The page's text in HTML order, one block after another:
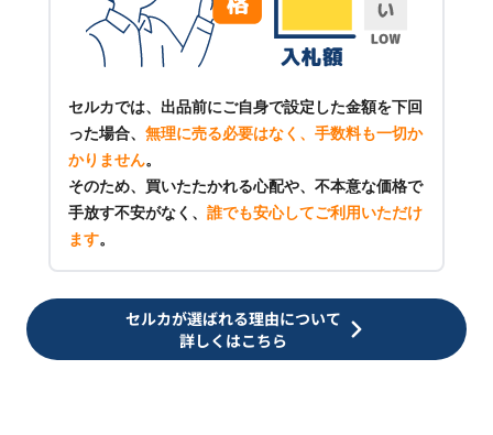
セルカでは、出品前にご自身で設定した金額を下回
った場合、 無理に売る必要はなく、手数料も一切か
かりません。
そのため、買いたたかれる心配や、不本意な価格で
手放す不安がなく、 誰でも安心してご利用いただけ
ます。
セルカが選ばれる理由について
詳しくはこちら